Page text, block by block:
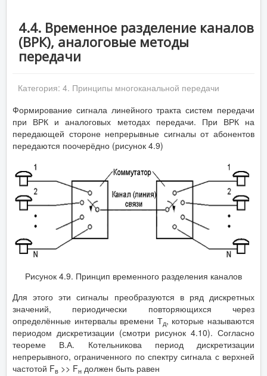
4.4. Временное разделение каналов
(ВРК), аналоговые методы
передачи
Категория: 4. Принципы многоканальной передачи
Формирование сигнала линейного тракта систем передачи
при ВРК и аналоговых методах передачи. При ВРК на
передающей стороне непрерывные сигналы от абонентов
передаются поочерёдно (рисунок 4.9)
Рисунок 4.9. Принцип временного разделения каналов
Для этого эти сигналы преобразуются в ряд дискретных
значений, периодически повторяющихся через
определённые интервалы времени Тд, которые называются
периодом дискретизации (смотри рисунок 4.10). Согласно
теореме В.А. Котельникова период дискретизации
непрерывного, ограниченного по спектру сигнала с верхней
частотой Fв >> Fн должен быть равен